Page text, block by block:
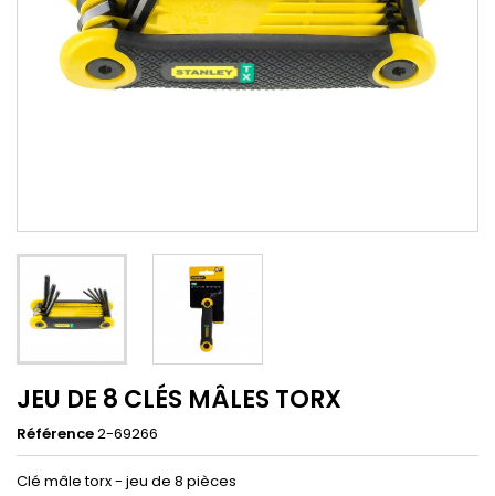
JEU DE 8 CLÉS MÂLES TORX
Référence2-69266
Clé mâle torx - jeu de 8 pièces